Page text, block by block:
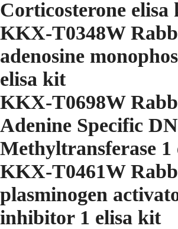
Corticosterone elisa
KKX-T0348W
adenosine
elisa kit
KKX-T0698W
Adenine Specific
Methyltransferase 1
KKX-T0461W
plasminogen
inhibitor 1 elisa kit